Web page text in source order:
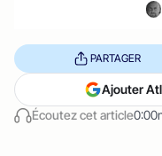
Écoutez cet article
PARTAGER
Ajouter